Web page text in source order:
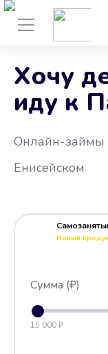
Хочу
иду к
Онлайн-займы
Енисейском
Новый
Сумма (₽)
15 000 ₽